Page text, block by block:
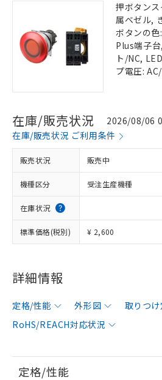
押ボタン
属ベゼル,
ボタンの
Plus端子
ト/NC,
プ電圧:
在庫/販売状況
2026/08/06
在庫/販売状況 ご利用条件
販売状況 販売中
機種区分 受注生産機種
在庫状況
標準価格(税別) ¥ 2,600
詳細情報
定格/性能 外形図 取りつ
RoHS/REACH対応状況
定格/性能